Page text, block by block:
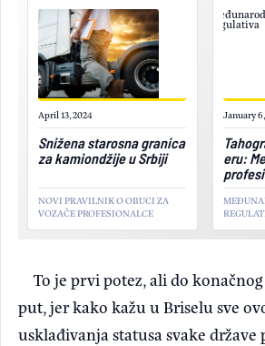
April 13, 2024
Snižena starosna granica
za kamiondžije u Srbiji
NOVI PRAVILNIK O OBUCI ZA
VOZAČE PROFESIONALCE
January
eru:
To je prvi potez, ali do
put, jer kako kažu u Briselu sve
usklađivanja statusa svake države